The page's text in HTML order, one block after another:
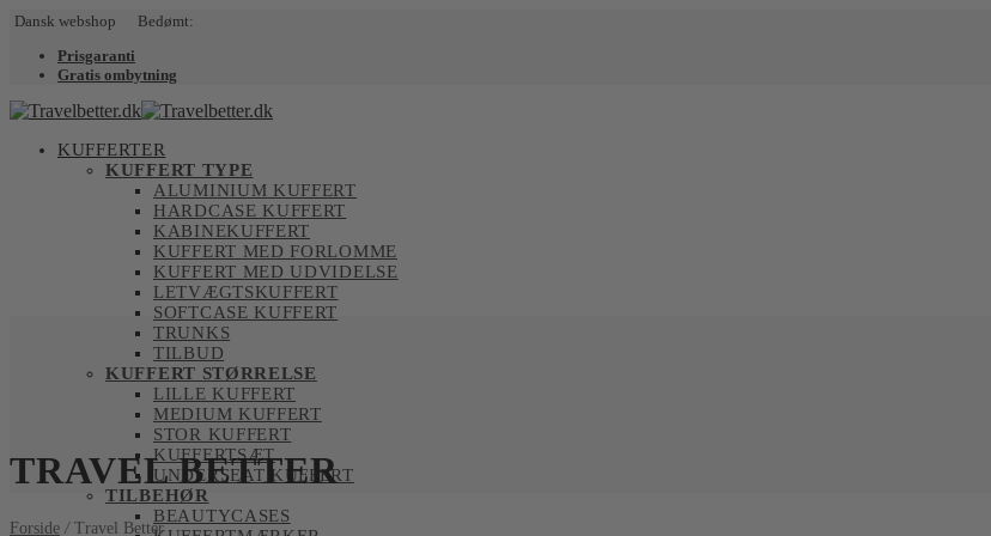
Dansk webshop Bedømt:
Prisgaranti
Gratis ombytning
KUFFERTER
KUFFERT TYPE
ALUMINIUM KUFFERT
HARDCASE KUFFERT
KABINEKUFFERT
KUFFERT MED FORLOMME
KUFFERT MED UDVIDELSE
LETVÆGTSKUFFERT
SOFTCASE KUFFERT
TRUNKS
TILBUD
KUFFERT STØRRELSE
LILLE KUFFERT
MEDIUM KUFFERT
STOR KUFFERT
KUFFERTSÆT
UNDERSEAT KUFFERT
TILBEHØR
BEAUTYCASES
TRAVEL BETTER
Forside /Travel Better